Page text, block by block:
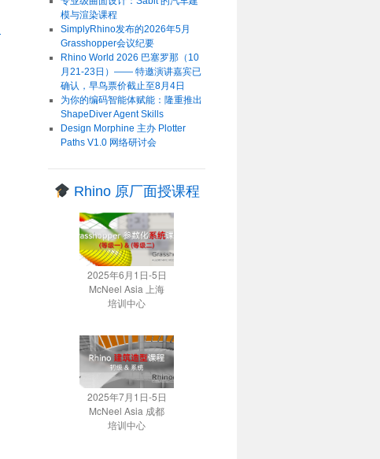
模与渲染课程
SimplyRhino发布的2026年5月
Grasshopper会议纪要
Rhino World 2026 巴塞罗那（10
月21-23日）—— 特邀演讲嘉宾已
确认，早鸟票价截止至8月4日
为你的编码智能体赋能：隆重推出
ShapeDiver Agent Skills
Design Morphine 主办 Plotter
Paths V1.0 网络研讨会
Rhino 原厂面授课程
2025年6月1日-5日
McNeel Asia 上海
培训中心
2025年7月1日-5日
McNeel Asia 成都
培训中心